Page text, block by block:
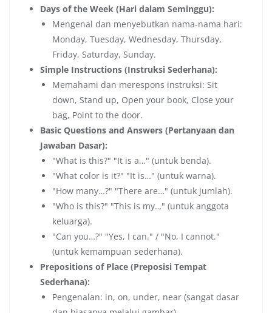
Days of the Week (Hari dalam Seminggu):
Mengenal dan menyebutkan nama-nama hari:
Monday, Tuesday, Wednesday, Thursday,
Friday, Saturday, Sunday.
Simple Instructions (Instruksi Sederhana):
Memahami dan merespons instruksi: Sit
down, Stand up, Open your book, Close your
bag, Point to the door.
Basic Questions and Answers (Pertanyaan dan
Jawaban Dasar):
"What is this?" "It is a…" (untuk benda).
"What color is it?" "It is…" (untuk warna).
"How many…?" "There are…" (untuk jumlah).
"Who is this?" "This is my…" (untuk anggota
keluarga).
"Can you…?" "Yes, I can." / "No, I cannot."
(untuk kemampuan sederhana).
Prepositions of Place (Preposisi Tempat
Sederhana):
Pengenalan: in, on, under, near (sangat dasar